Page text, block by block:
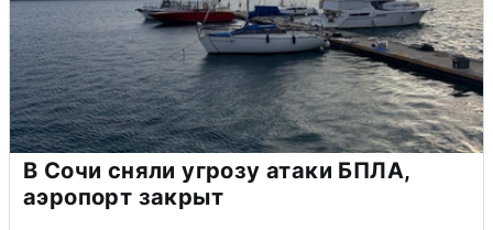
В Сочи сняли угрозу атаки БПЛА,
аэропорт закрыт